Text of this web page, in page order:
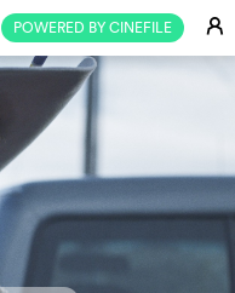
POWERED BY CINEFILE E